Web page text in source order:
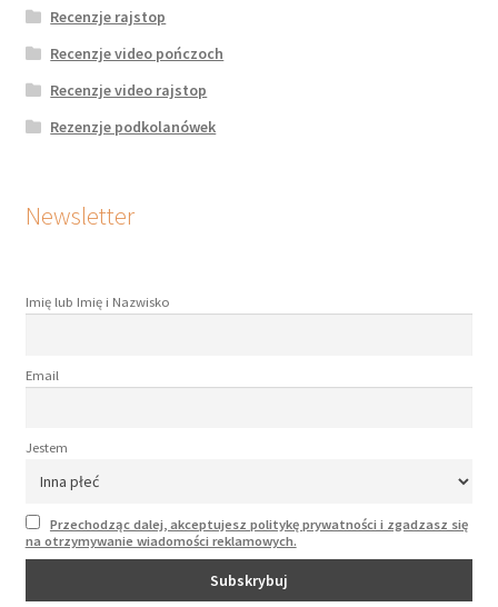
Recenzje rajstop
Recenzje video pończoch
Recenzje video rajstop
Rezenzje podkolanówek
Newsletter
Imię lub Imię i Nazwisko
Email
Jestem
Przechodząc dalej, akceptujesz politykę prywatności i zgadzasz się
na otrzymywanie wiadomości reklamowych.